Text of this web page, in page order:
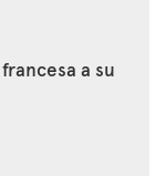
a su